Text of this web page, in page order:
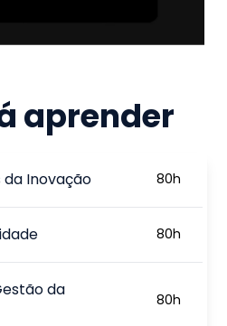
aprender
Inovação 80h
80h
da
80h